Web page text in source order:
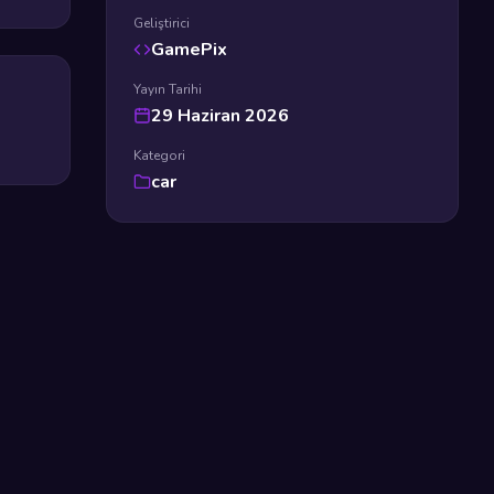
Geliştirici
GamePix
Yayın Tarihi
29 Haziran 2026
Kategori
car